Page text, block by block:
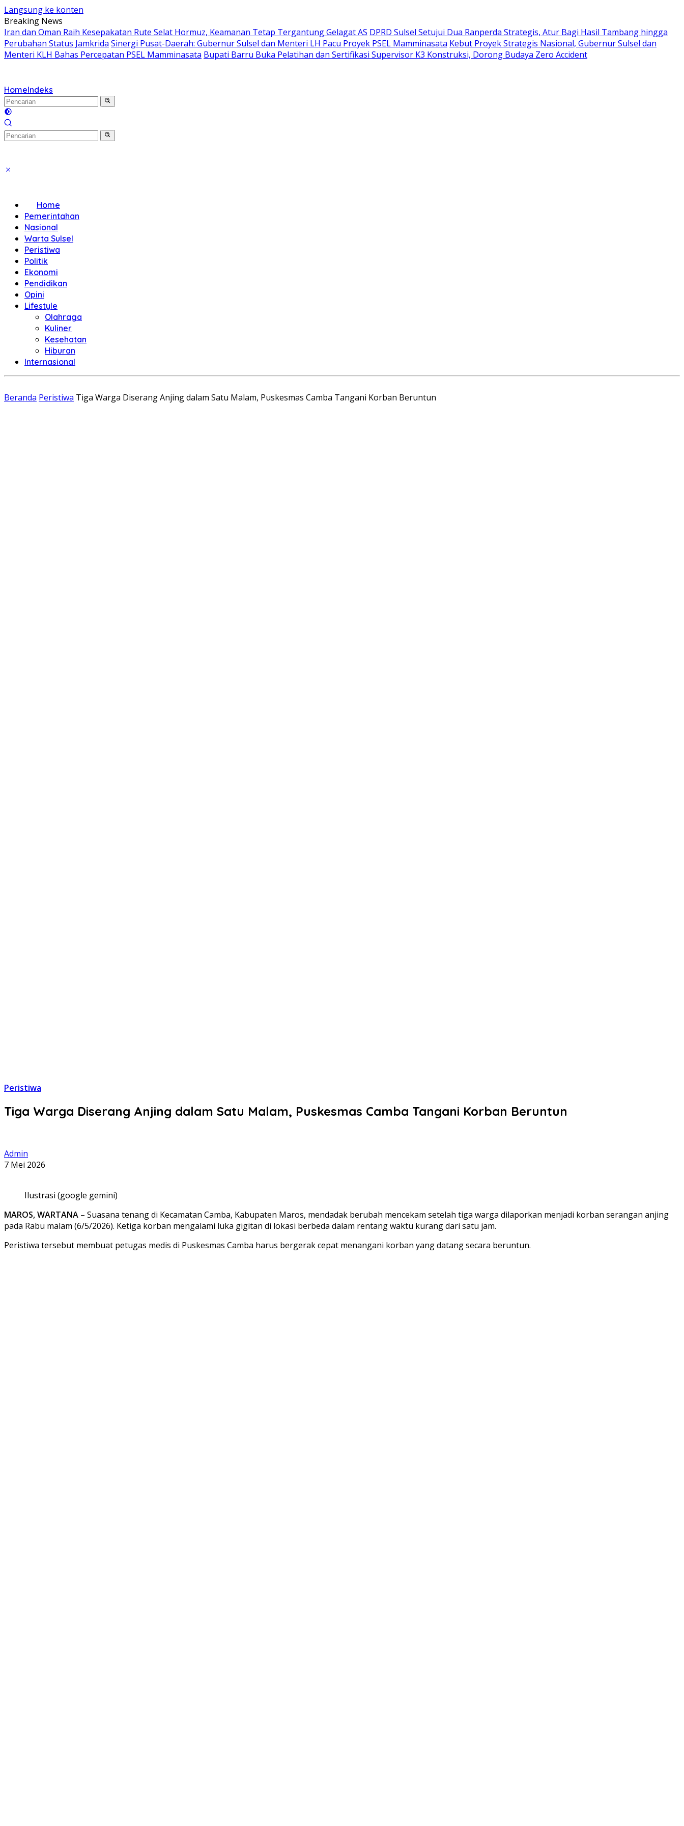
Langsung ke konten
Breaking News
Iran dan Oman Raih Kesepakatan Rute Selat Hormuz, Keamanan Tetap Tergantung Gelagat AS DPRD Sulsel Setujui Dua Ranperda Strategis, Atur Bagi Hasil Tambang hingga
Perubahan Status Jamkrida Sinergi Pusat-Daerah: Gubernur Sulsel dan Menteri LH Pacu Proyek PSEL Mamminasata Kebut Proyek Strategis Nasional, Gubernur Sulsel dan
Menteri KLH Bahas Percepatan PSEL Mamminasata Bupati Barru Buka Pelatihan dan Sertifikasi Supervisor K3 Konstruksi, Dorong Budaya Zero Accident
HomeIndeks
Home
Pemerintahan
Nasional
Warta Sulsel
Peristiwa
Politik
Ekonomi
Pendidikan
Opini
Lifestyle
Olahraga
Kuliner
Kesehatan
Hiburan
Internasional
Beranda Peristiwa Tiga Warga Diserang Anjing dalam Satu Malam, Puskesmas Camba Tangani Korban Beruntun
Peristiwa
Tiga Warga Diserang Anjing dalam Satu Malam, Puskesmas Camba Tangani Korban Beruntun
Admin
7 Mei 2026
Ilustrasi (google gemini)
MAROS, WARTANA – Suasana tenang di Kecamatan Camba, Kabupaten Maros, mendadak berubah mencekam setelah tiga warga dilaporkan menjadi korban serangan anjing
pada Rabu malam (6/5/2026). Ketiga korban mengalami luka gigitan di lokasi berbeda dalam rentang waktu kurang dari satu jam.
Peristiwa tersebut membuat petugas medis di Puskesmas Camba harus bergerak cepat menangani korban yang datang secara beruntun.